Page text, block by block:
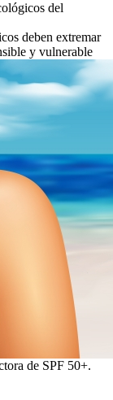
del
deben extremar
y vulnerable
de SPF 50+.